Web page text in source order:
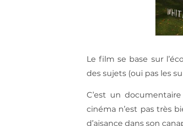
Le film se base sur
des sujets (oui pas les
C’est un
cinéma n’est pas très
d’aisance dans son